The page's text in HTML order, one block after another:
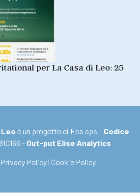
per La Casa di Leo: 25
Leo è un progetto di Eos aps – Codice
– Out-put Elise Analytics
Privacy Policy | Cookie Policy